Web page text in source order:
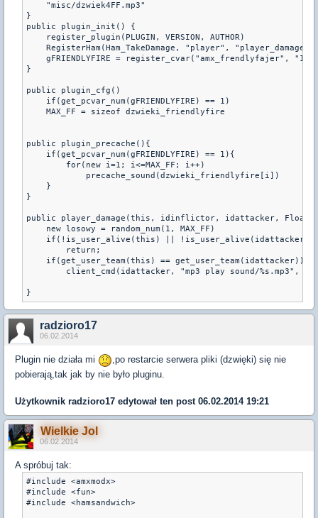
"misc/dzwiek4FF.mp3"
}
public plugin_init() {
register_plugin(PLUGIN, VERSION, AUTHOR)
RegisterHam(Ham_TakeDamage, "player", "player_damage")
gFRIENDLYFIRE = register_cvar("amx_frendlyfajer",
}
public plugin_cfg()
if(get_pcvar_num(gFRIENDLYFIRE) == 1)
MAX_FF = sizeof dzwieki_friendlyfire
public plugin_precache(){
if(get_pcvar_num(gFRIENDLYFIRE) == 1){
for(new i=1; i<=MAX_FF; i++)
precache_sound(dzwieki_friendlyfire[i])
}
}
public player_damage(this, idinflictor, idattacker,
new losowy = random_num(1, MAX_FF)
if(!is_user_alive(this) || !is_user_alive(idattacker))
return;
if(get_user_team(this) == get_user_team(idattacker))
client_cmd(idattacker, "mp3 play sound/%s.mp3",
}
radzioro17
06.02.2014
Plugin nie działa mi
,po restarcie serwera pliki (dzwięki) się nie
pobierają,tak jak by nie było pluginu.
Użytkownik radzioro17 edytował ten post 06.02.2014 19:21
Wielkie Jol
06.02.2014
A spróbuj tak:
#include <amxmodx>
#include <fun>
#include <hamsandwich>